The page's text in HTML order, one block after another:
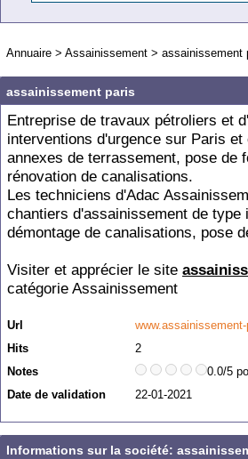
Annuaire > Assainissement > assainissement
assainissement paris
Entreprise de travaux pétroliers et
interventions d'urgence sur Paris
annexes de terrassement, pose de
rénovation de canalisations.
Les techniciens d'Adac
chantiers d'assainissement de type
démontage de canalisations, pose
Visiter et apprécier le site
catégorie Assainissement
Url
Hits
2
Notes
0.0/5
Date de validation
22-01-2021
Informations sur la société: